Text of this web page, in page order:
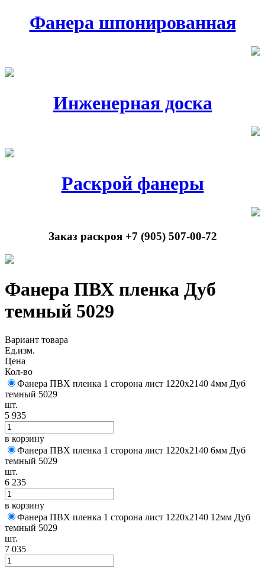
Фанера шпонированная
Инженерная доска
Раскрой фанеры
Заказ раскроя +7 (905) 507-00-72
Фанера ПВХ пленка Дуб
темный 5029
Вариант товара
Ед.изм.
Цена
Кол-во
Фанера ПВХ пленка 1 сторона лист 1220х2140 4мм Дуб
темный 5029
шт.
5 935
в корзину
Фанера ПВХ пленка 1 сторона лист 1220х2140 6мм Дуб
темный 5029
шт.
6 235
в корзину
Фанера ПВХ пленка 1 сторона лист 1220х2140 12мм Дуб
темный 5029
шт.
7 035